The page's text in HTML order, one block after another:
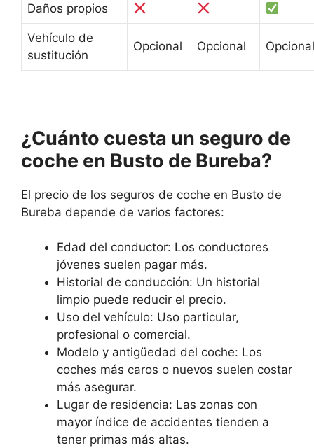
Daños propios
Vehículo de
sustitución
Opcional Opcional Opcional
¿Cuánto cuesta un seguro de
coche en Busto de Bureba?
El precio de los seguros de coche en Busto de
Bureba depende de varios factores:
Edad del conductor: Los conductores
jóvenes suelen pagar más.
Historial de conducción: Un historial
limpio puede reducir el precio.
Uso del vehículo: Uso particular,
profesional o comercial.
Modelo y antigüedad del coche: Los
coches más caros o nuevos suelen costar
más asegurar.
Lugar de residencia: Las zonas con
mayor índice de accidentes tienden a
tener primas más altas.